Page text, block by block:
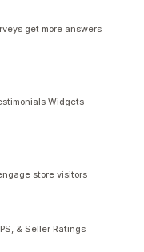
get more answers
Widgets
store visitors
& Seller Ratings